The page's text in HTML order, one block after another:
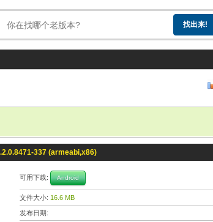
337 (armeabi,x86)
可用下载: Android
文件大小: 16.6 MB
发布日期: